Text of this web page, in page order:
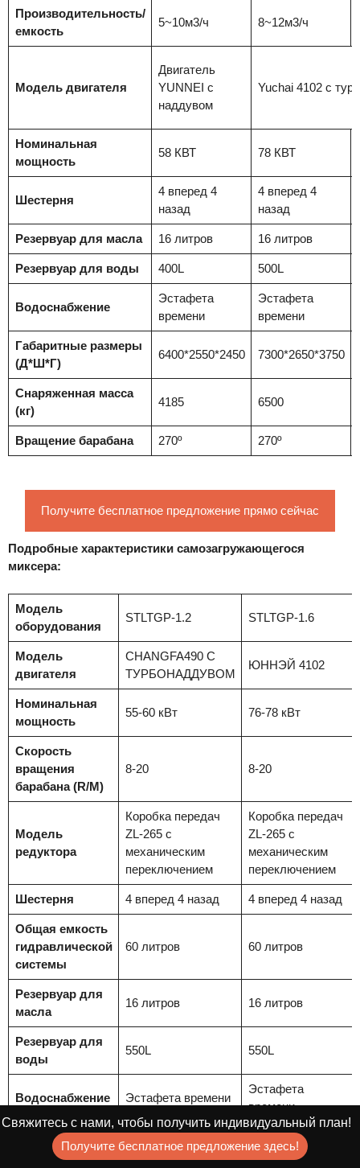
Производительность/
емкость
5~10м3/ч 8~12м3/ч
Модель двигателя
Двигатель
YUNNEI с
наддувом
Yuchai 4102 с
Номинальная
мощность
58 КВТ 78 КВТ
Шестерня
4 вперед 4
назад
4 вперед 4
назад
Резервуар для масла 16 литров 16 литров
Резервуар для воды 400L 500L
Водоснабжение
Эстафета
времени
Эстафета
времени
Габаритные размеры
(Д*Ш*Г)
6400*2550*2450 7300*2650*3750
Снаряженная масса
(кг)
4185 6500
Вращение барабана 270º 270º
Получите бесплатное предложение прямо сейчас
Подробные характеристики самозагружающегося
миксера:
Модель
оборудования
STLTGP-1.2 STLTGP-1.6
Модель
двигателя
CHANGFA490 С
ТУРБОНАДДУВОМ
ЮННЭЙ 4102
Номинальная
мощность
55-60 кВт 76-78 кВт
Скорость
вращения
барабана (R/M)
8-20 8-20
Модель
редуктора
Коробка передач
ZL-265 с
механическим
переключением
Коробка передач
ZL-265 с
механическим
переключением
Шестерня 4 вперед 4 назад 4 вперед 4 назад
Общая емкость
гидравлической
системы
60 литров 60 литров
Резервуар для
масла
16 литров 16 литров
Резервуар для
воды
550L 550L
Водоснабжение Эстафета времени
Эстафета
времени
Габаритные
размеры
4750*2750*1870 4950*2950*1870
Свяжитесь с нами, чтобы получить индивидуальный план!
Получите бесплатное предложение здесь!